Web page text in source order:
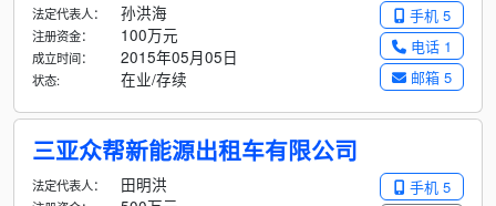
手机 5
电话 1
邮箱 5
法定代表人： 孙洪海
注册资金： 100万元
成立时间： 2015年05月05日
状态: 在业/存续
三亚众帮新能源出租车有限公司
手机 5
法定代表人： 田明洪